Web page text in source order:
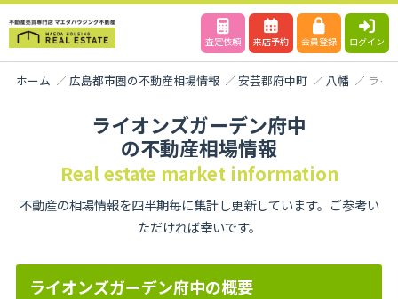
査定依頼 来店予約 会員登録 ログイン
ホーム 広島都市圏の不動産相場情報 安芸郡府中町 八幡 ライ
ライオンズガーデン府中
の不動産相場情報
Real estate market information
不動産の相場情報を四半期毎に集計し更新しています。ご参考い
ただければ幸いです。
ライオンズガーデン府中の概要